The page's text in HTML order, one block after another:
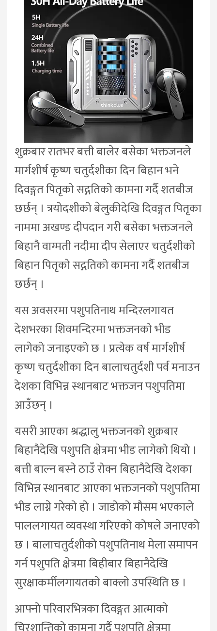
शुक्रबार रातभर बत्ती बालेर बसेका भक्तजनले
मार्गशीर्ष कृष्ण चतुर्दशीका दिन बिहान भने
दिवङ्गत पितृको सद्गतिको कामना गर्दै शतबीज
छर्छन् । त्रयोदशीको बेलुकीदेखि दिवङ्गत पितृका
नाममा अखण्ड दीपदान गरी बसेका भक्तजनले
बिहानै वाग्मती नदीमा दीप सेलाएर चतुर्दशीको
बिहान पितृको सद्गतिको कामना गर्दै शतबीज
छर्छन् ।
यस अवसरमा पशुपतिनाथ मन्दिरलगायत
देशभरका शिवमन्दिरमा भक्तजनको भीड
लागेको जनाइएको छ । प्रत्येक वर्ष मार्गशीर्ष
कृष्ण चतुर्दशीका दिन बालाचतुर्दशी पर्व मनाउन
देशका विभिन्न स्थानबाट भक्तजन पशुपतिमा
आउँछन् ।
यसरी आएका श्रद्धालु भक्तजनको शुक्रबार
बिहानैदेखि पशुपति क्षेत्रमा भीड लागेको थियो ।
बत्ती बाल्न बस्ने ठाउँ रोक्न बिहानैदेखि देशका
विभिन्न स्थानबाट आएका भक्तजनको पशुपतिमा
भीड लाग्ने गरेको हो । जाडोको मौसम भएकाले
पाललगायत व्यवस्था गरिएको कोषले जनाएको
छ । बालाचतुर्दशीको पशुपतिनाथ मेला समापन
गर्न पशुपति क्षेत्रमा बिहीबार बिहानैदेखि
सुरक्षाकर्मीलगायतको बाक्लो उपस्थिति छ ।
आफ्नो परिवारभित्रका दिवङ्गत आत्माको